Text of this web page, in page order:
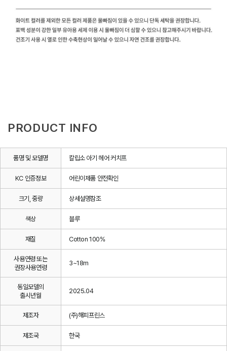
PRODUCT INFO
품명 및 모델명 칼립소 아기 헤어 커치프
KC 인증정보 어린이제품 안전확인
크기, 중량 상세설명참조
색상 블루
재질 Cotton 100%
사용연령 또는
권장사용연령
3~18m
동일모델의
출시년월
2025.04
제조자 (주)해피프린스
제조국 한국